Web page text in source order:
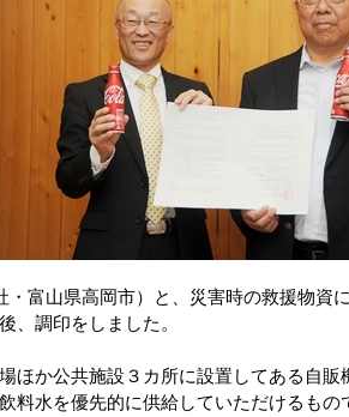
富山県高岡市）と、災害時の救援物
、調印をしました。
ほか公共施設３カ所に設置してある自
料水を優先的に供給していただけるも